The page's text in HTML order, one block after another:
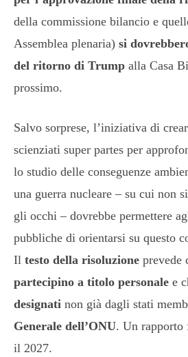
della commissione bilancio e
Assemblea plenaria) si
del ritorno di Trump alla Casa
prossimo.
Salvo sorprese, l’iniziativa di
scienziati super partes per
lo studio delle conseguenze
una guerra nucleare – su cui non
gli occhi – dovrebbe permettere
pubbliche di orientarsi su questo
Il testo della risoluzione prevede
partecipino a titolo personale e
designati non già dagli stati
Generale dell’ONU. Un rapporto
il 2027.